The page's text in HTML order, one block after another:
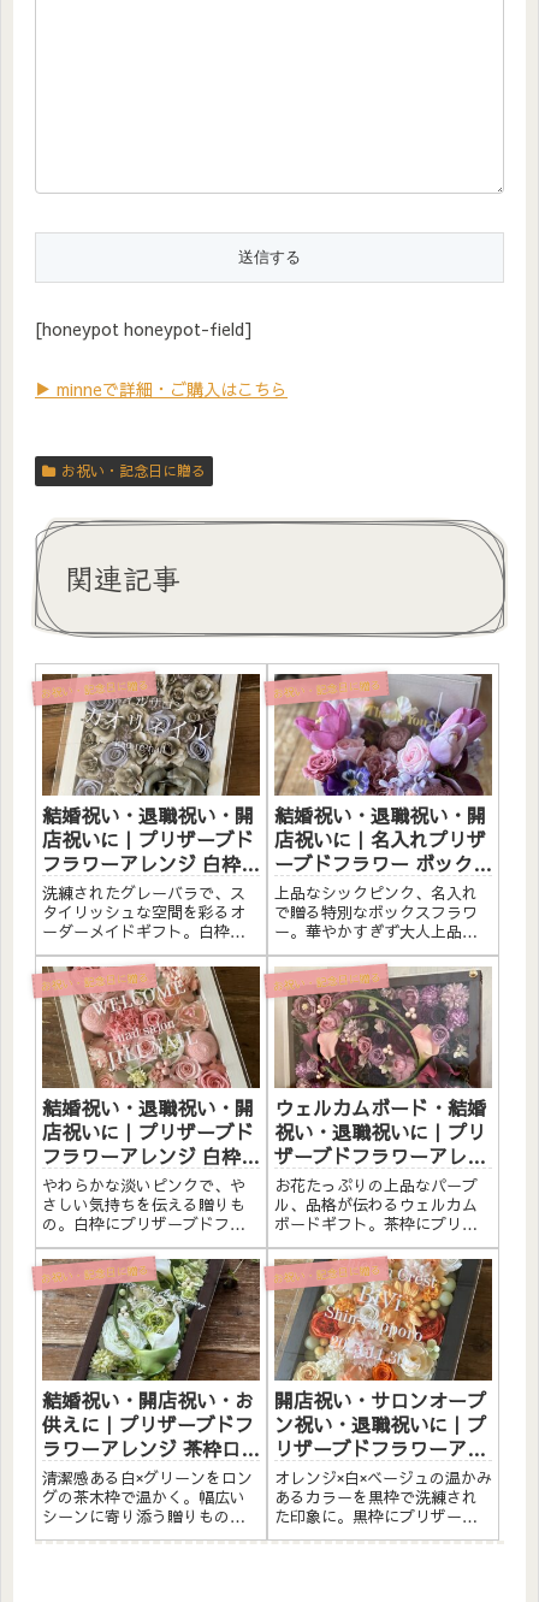
[honeypot honeypot-field]
▶ minneで詳細・ご購入はこちら
お祝い・記念日に贈る
関連記事
お祝い・記念日に贈る
結婚祝い・退職祝い・開
店祝いに｜プリザーブド
フラワーアレンジ 白枠
〈グレーバラ〉オーダー
メイド文字入れ
洗練されたグレーバラで、ス
タイリッシュな空間を彩るオ
ーダーメイドギフト。白枠に
プリザーブドフラワーと造花
をたっぷりアレンジしまし
た。アクリルプレートへのメ
ッセージ入れ無料。自立する
ので壁かけでも置き型でも飾
れます。こんな方へ結婚祝
い・記念日...
お祝い・記念日に贈る
結婚祝い・退職祝い・開
店祝いに｜名入れプリザ
ーブドフラワー ボックス
アレンジ〈シックピン
ク〉
上品なシックピンク、名入れ
で贈る特別なボックスフラワ
ー。華やかすぎず大人上品な
シックピンクのプリザーブド
フラワーをボックスにたっぷ
りアレンジ。アクリルプレー
トへの名入れは白文字無料。
結婚祝いや退職祝いの電報・
祝電の代わりにも喜ばれま
す。こん...
お祝い・記念日に贈る
結婚祝い・退職祝い・開
店祝いに｜プリザーブド
フラワーアレンジ 白枠
〈淡いピンク〉文字入れ
やわらかな淡いピンクで、や
さしい気持ちを伝える贈りも
の。白枠にプリザーブドフラ
ワーと造花をたっぷりアレン
ジしました。アクリルプレー
トへのメッセージ入れ無料。
自立するので壁かけでも置き
型でも飾れます。こんな方へ
結婚祝い・記念日ギフトに退
職祝い...
お祝い・記念日に贈る
ウェルカムボード・結婚
祝い・退職祝いに｜プリ
ザーブドフラワーアレン
ジ 茶枠〈パープル〉文字
入れ
お花たっぷりの上品なパープ
ル、品格が伝わるウェルカム
ボードギフト。茶枠にプリザ
ーブドフラワーと造花をたっ
ぷりアレンジしました。アク
リルプレートへのメッセージ
入れ無料。自立するので壁か
けでも置き型でも飾れます。
こんな方へウェルカムボード
として...
お祝い・記念日に贈る
結婚祝い・開店祝い・お
供えに｜プリザーブドフ
ラワーアレンジ 茶枠ロン
グ〈白グリーン〉文字入
れ
清潔感ある白×グリーンをロン
グの茶木枠で温かく。幅広い
シーンに寄り添う贈りもの。
茶枠にプリザーブドフラワー
お祝い・記念日に贈る
開店祝い・サロンオープ
ン祝い・退職祝いに｜プ
リザーブドフラワーアレ
ンジ 黒枠〈オレンジ白ベ
ージュ〉文字入れ
オレンジ×白×ベージュの温かみ
あるカラーを黒枠で洗練され
た印象に。黒枠にプリザーブ
ドフラワーと造花をたっぷり